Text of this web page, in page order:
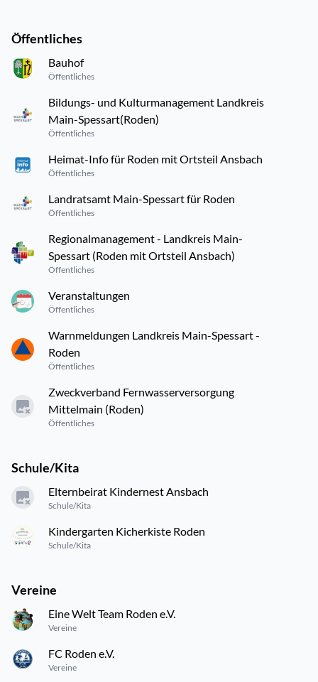
Öffentliches
Bauhof
Öffentliches
Bildungs- und Kulturmanagement Landkreis
Main-Spessart(Roden)
Öffentliches
Heimat-Info für Roden mit Ortsteil Ansbach
Öffentliches
Landratsamt Main-Spessart für Roden
Öffentliches
Regionalmanagement - Landkreis Main-
Spessart (Roden mit Ortsteil Ansbach)
Öffentliches
Veranstaltungen
Öffentliches
Warnmeldungen Landkreis Main-Spessart -
Roden
Öffentliches
Zweckverband Fernwasserversorgung
Mittelmain (Roden)
Öffentliches
Schule/Kita
Elternbeirat Kindernest Ansbach
Schule/Kita
Kindergarten Kicherkiste Roden
Schule/Kita
Vereine
Eine Welt Team Roden e.V.
Vereine
FC Roden e.V.
Vereine